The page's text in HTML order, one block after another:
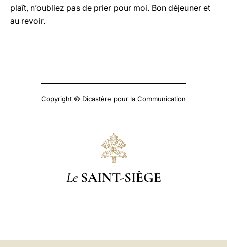
plaît, n’oubliez pas de prier pour moi. Bon déjeuner et
au revoir.
Copyright © Dicastère pour la Communication
Le SAINT-SIÈGE